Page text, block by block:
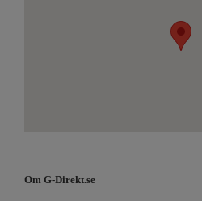
Om G-Direkt.se